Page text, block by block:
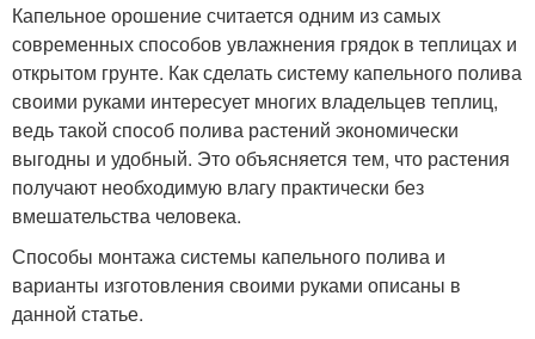
Капельное орошение считается одним из самых
современных способов увлажнения грядок в теплицах и
открытом грунте. Как сделать систему капельного полива
своими руками интересует многих владельцев теплиц,
ведь такой способ полива растений экономически
выгодны и удобный. Это объясняется тем, что растения
получают необходимую влагу практически без
вмешательства человека.
Способы монтажа системы капельного полива и
варианты изготовления своими руками описаны в
данной статье.